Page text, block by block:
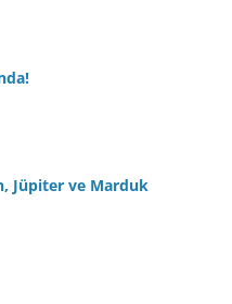
Jüpiter ve Marduk